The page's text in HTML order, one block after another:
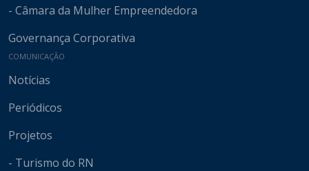
- Câmara da Mulher Empreendedora
Governança Corporativa
COMUNICAÇÃO
Notícias
Periódicos
Projetos
- Turismo do RN